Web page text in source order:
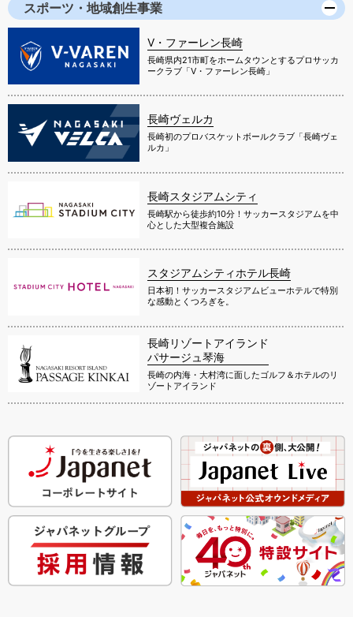
スポーツ・地域創生事業
V・ファーレン長崎
長崎県内21市町をホームタウンとするプロサッカ
ークラブ「V・ファーレン長崎」
長崎ヴェルカ
長崎初のプロバスケットボールクラブ「長崎ヴェ
ルカ」
長崎スタジアムシティ
長崎駅から徒歩約10分！サッカースタジアムを中
心とした大型複合施設
スタジアムシティホテル長崎
日本初！サッカースタジアムビューホテルで特別
な感動とくつろぎを。
長崎リゾートアイランド
パサージュ琴海
長崎の内海・大村湾に面したゴルフ＆ホテルのリ
ゾートアイランド